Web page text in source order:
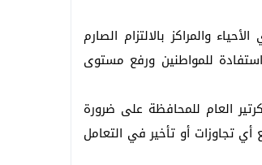
القيادات التنفيذية من سكرتيري الأحياء والمراكز بالالتزام الصارم
استفادة للمواطنين ورفع مستوى
أملاك الدولة وفقًا لأحكام القانون رقم 144 لسنة 2017، حيث شدد السكرتير العام للمحافظة على ضرورة
أي تجاوزات أو تأخير في التعامل